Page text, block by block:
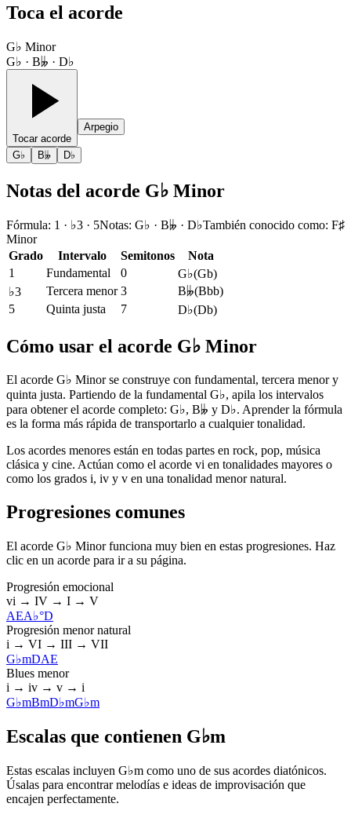
Toca el acorde
G♭ Minor
G♭ · B𝄫 · D♭
Tocar acorde
Arpegio
G♭ B𝄫 D♭
Notas del acorde G♭ Minor
Fórmula: 1 · ♭3 · 5Notas: G♭ · B𝄫 · D♭También conocido como: F♯
Minor
Grado
Intervalo Semitonos
Nota
1
Fundamental 0 G♭(Gb)
♭3
Tercera menor 3 B𝄫(Bbb)
5
Quinta justa 7 D♭(Db)
Cómo usar el acorde G♭ Minor
El acorde G♭ Minor se construye con fundamental, tercera menor y
quinta justa. Partiendo de la fundamental G♭, apila los intervalos
para obtener el acorde completo: G♭, B𝄫 y D♭. Aprender la fórmula
es la forma más rápida de transportarlo a cualquier tonalidad.
Los acordes menores están en todas partes en rock, pop, música
clásica y cine. Actúan como el acorde vi en tonalidades mayores o
como los grados i, iv y v en una tonalidad menor natural.
Progresiones comunes
El acorde G♭ Minor funciona muy bien en estas progresiones. Haz
clic en un acorde para ir a su página.
Progresión emocional
vi → IV → I → V
AEA♭°D
Progresión menor natural
i → VI → III → VII
G♭mDAE
Blues menor
i → iv → v → i
G♭mBmD♭mG♭m
Escalas que contienen G♭m
Estas escalas incluyen G♭m como uno de sus acordes diatónicos.
Úsalas para encontrar melodías e ideas de improvisación que
encajen perfectamente.